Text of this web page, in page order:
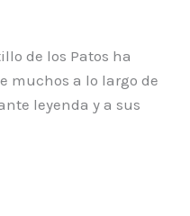
de los Patos ha
muchos a lo largo de
leyenda y a sus